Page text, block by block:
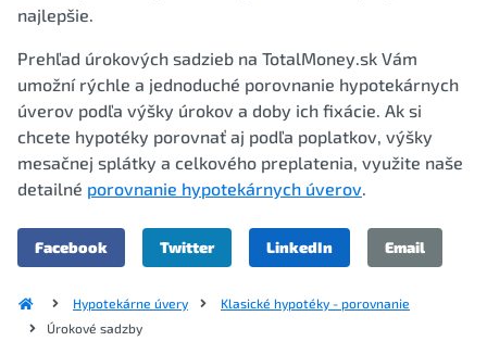
najlepšie.
Prehľad úrokových sadzieb na TotalMoney.sk Vám
umožní rýchle a jednoduché porovnanie hypotekárnych
úverov podľa výšky úrokov a doby ich fixácie. Ak si
chcete hypotéky porovnať aj podľa poplatkov, výšky
mesačnej splátky a celkového preplatenia, využite naše
detailné porovnanie hypotekárnych úverov.
Facebook Twitter LinkedIn Email
Hypotekárne úvery
Klasické hypotéky - porovnanie
Úrokové sadzby